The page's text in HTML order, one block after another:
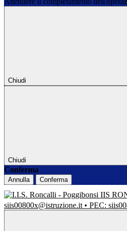
Chiudi
Chiudi
Conferma
Annulla Conferma
IIS
siis00800x@istruzione.it • PEC: